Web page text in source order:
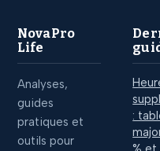
NovaPro
Life
Analyses,
guides
pratiques et
outils pour
: